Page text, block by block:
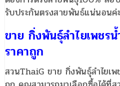
รับประกันตรงสายพันธ์แน่นอนค่
ขาย กิ่งพันธุ์ลำไยเพชร
ราคาถูก
สวนThaiG ขาย กิ่งพันธุ์ลำไยเ